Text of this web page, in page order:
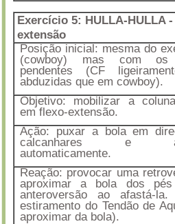
Exercício 5: HULLA-HULLA
extensão
Posição inicial: mesma do
(cowboy) mas com os
pendentes (CF
abduzidas que em cowboy).
Objetivo: mobilizar a
em flexo-extensão.
Ação: puxar a bola em
calcanhares e
automaticamente.
Reação: provocar uma
aproximar a bola dos
anteroversão ao afastá-
estiramento do Tendão de
aproximar da bola).